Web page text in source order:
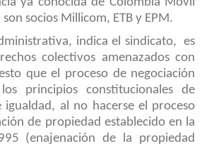
socios Millicom, ETB y EPM.
indica el sindicato, es
colectivos amenazados con
que el proceso de negociación
principios constitucionales de
igualdad, al no hacerse el proceso
de propiedad establecido en la
(enajenación de la propiedad